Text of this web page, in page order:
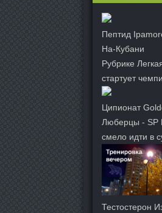
Пептид
На-Кубани
Рубрике
стартует
Ципионат
Люберцы - SP
смело идти в
Тестостерон